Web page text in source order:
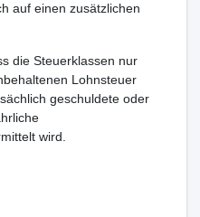
auf einen zusätzlichen
die Steuerklassen nur
Lohnsteuer
geschuldete oder
wird.